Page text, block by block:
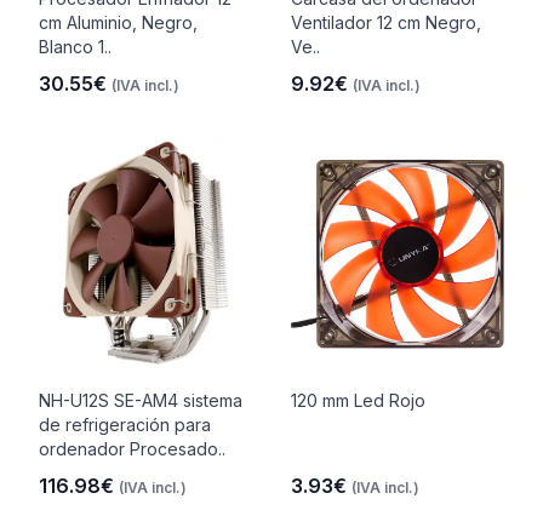
cm Aluminio, Negro,
Blanco 1..
30.55€ (IVA incl.)
Ventilador 12 cm Negro,
Ve..
9.92€ (IVA incl.)
NH-U12S SE-AM4 sistema
de refrigeración para
ordenador Procesado..
116.98€ (IVA incl.)
120 mm Led Rojo
3.93€ (IVA incl.)